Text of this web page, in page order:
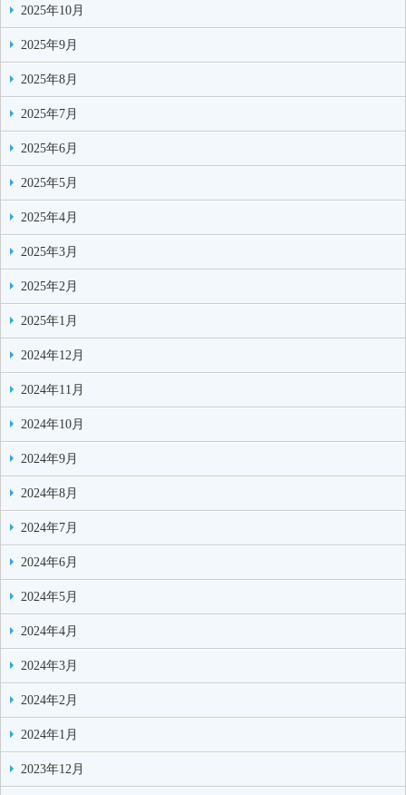
2025年10月
2025年9月
2025年8月
2025年7月
2025年6月
2025年5月
2025年4月
2025年3月
2025年2月
2025年1月
2024年12月
2024年11月
2024年10月
2024年9月
2024年8月
2024年7月
2024年6月
2024年5月
2024年4月
2024年3月
2024年2月
2024年1月
2023年12月